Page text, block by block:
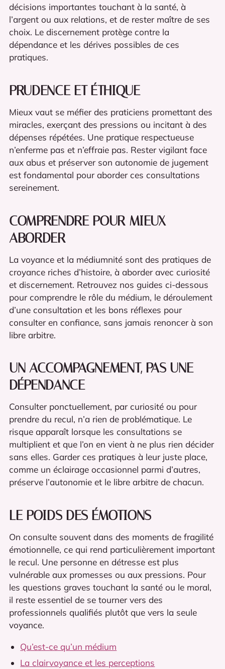
décisions importantes touchant à la santé, à
l’argent ou aux relations, et de rester maître de ses
choix. Le discernement protège contre la
dépendance et les dérives possibles de ces
pratiques.
PRUDENCE ET ÉTHIQUE
Mieux vaut se méfier des praticiens promettant des
miracles, exerçant des pressions ou incitant à des
dépenses répétées. Une pratique respectueuse
n’enferme pas et n’effraie pas. Rester vigilant face
aux abus et préserver son autonomie de jugement
est fondamental pour aborder ces consultations
sereinement.
COMPRENDRE POUR MIEUX
ABORDER
La voyance et la médiumnité sont des pratiques de
croyance riches d’histoire, à aborder avec curiosité
et discernement. Retrouvez nos guides ci-dessous
pour comprendre le rôle du médium, le déroulement
d’une consultation et les bons réflexes pour
consulter en confiance, sans jamais renoncer à son
libre arbitre.
UN ACCOMPAGNEMENT, PAS UNE
DÉPENDANCE
Consulter ponctuellement, par curiosité ou pour
prendre du recul, n’a rien de problématique. Le
risque apparaît lorsque les consultations se
multiplient et que l’on en vient à ne plus rien décider
sans elles. Garder ces pratiques à leur juste place,
comme un éclairage occasionnel parmi d’autres,
préserve l’autonomie et le libre arbitre de chacun.
LE POIDS DES ÉMOTIONS
On consulte souvent dans des moments de fragilité
émotionnelle, ce qui rend particulièrement important
le recul. Une personne en détresse est plus
vulnérable aux promesses ou aux pressions. Pour
les questions graves touchant la santé ou le moral,
il reste essentiel de se tourner vers des
professionnels qualifiés plutôt que vers la seule
voyance.
Qu’est-ce qu’un médium
La clairvoyance et les perceptions